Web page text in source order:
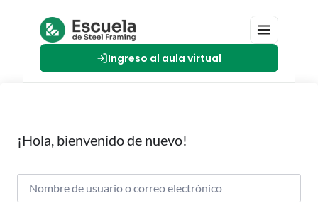
Ingreso al aula virtual
¡Hola, bienvenido de nuevo!